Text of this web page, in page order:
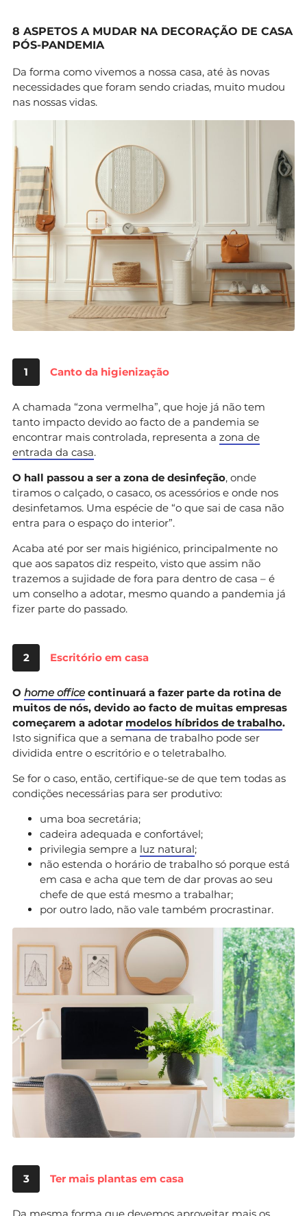
8 ASPETOS A MUDAR NA DECORAÇÃO DE CASA
PÓS-PANDEMIA
Da forma como vivemos a nossa casa, até às novas
necessidades que foram sendo criadas, muito mudou
nas nossas vidas.
1 Canto da higienização
A chamada “zona vermelha”, que hoje já não tem
tanto impacto devido ao facto de a pandemia se
encontrar mais controlada, representa a zona de
entrada da casa.
O hall passou a ser a zona de desinfeção, onde
tiramos o calçado, o casaco, os acessórios e onde nos
desinfetamos. Uma espécie de “o que sai de casa não
entra para o espaço do interior”.
Acaba até por ser mais higiénico, principalmente no
que aos sapatos diz respeito, visto que assim não
trazemos a sujidade de fora para dentro de casa – é
um conselho a adotar, mesmo quando a pandemia já
fizer parte do passado.
2 Escritório em casa
O home office continuará a fazer parte da rotina de
muitos de nós, devido ao facto de muitas empresas
começarem a adotar modelos híbridos de trabalho.
Isto significa que a semana de trabalho pode ser
dividida entre o escritório e o teletrabalho.
Se for o caso, então, certifique-se de que tem todas as
condições necessárias para ser produtivo:
uma boa secretária;
cadeira adequada e confortável;
privilegia sempre a luz natural;
não estenda o horário de trabalho só porque está
em casa e acha que tem de dar provas ao seu
chefe de que está mesmo a trabalhar;
por outro lado, não vale também procrastinar.
3 Ter mais plantas em casa